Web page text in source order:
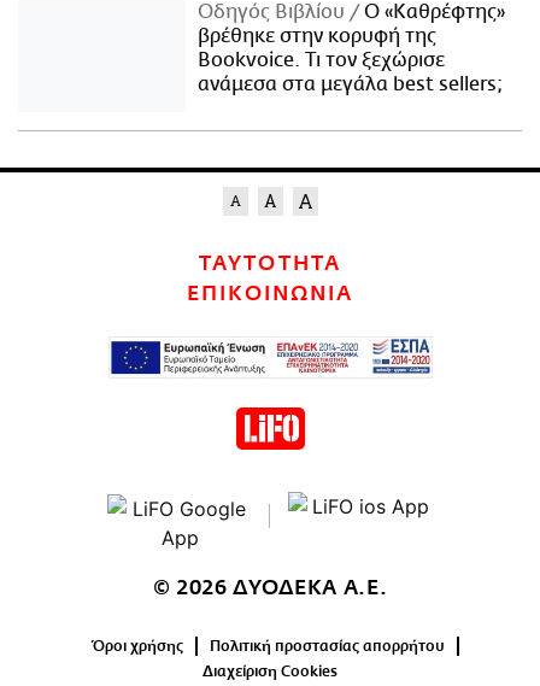
Οδηγός Βιβλίου
Ο «Καθρέφτης»
βρέθηκε στην κορυφή της
Bookvoice. Τι τον ξεχώρισε
ανάμεσα στα μεγάλα best sellers;
ΤΑΥΤΟΤΗΤΑ
ΕΠΙΚΟΙΝΩΝΙΑ
© 2026 ΔΥΟΔΕΚΑ Α.Ε.
Όροι χρήσης
Πολιτική προστασίας απορρήτου
Διαχείριση Cookies